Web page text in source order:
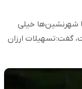
شهرنشین‌ها خیلی
گفت: تسهیلات ارزان